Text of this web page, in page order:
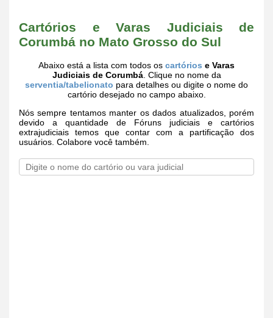
Cartórios e Varas Judiciais de
Corumbá no Mato Grosso do Sul
Abaixo está a lista com todos os cartórios e Varas
Judiciais de Corumbá. Clique no nome da
serventia/tabelionato para detalhes ou digite o nome do
cartório desejado no campo abaixo.
Nós sempre tentamos manter os dados atualizados, porém
devido a quantidade de Fóruns judiciais e cartórios
extrajudiciais temos que contar com a partificação dos
usuários. Colabore você também.